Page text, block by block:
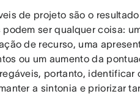
de projeto são o
ser qualquer coisa:
de recurso, uma
ou um aumento da
portanto,
a sintonia e priorizar